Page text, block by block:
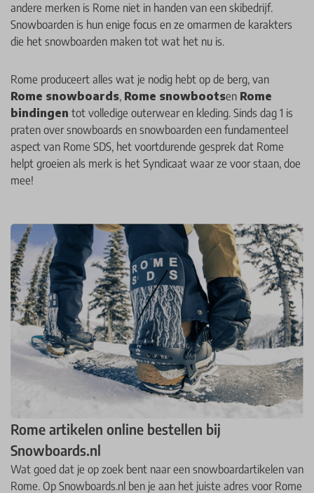
andere merken is Rome niet in handen van een skibedrijf.
Snowboarden is hun enige focus en ze omarmen de karakters
die het snowboarden maken tot wat het nu is.
Rome produceert alles wat je nodig hebt op de berg, van
Rome snowboards, Rome snowbootsen Rome
bindingen tot volledige outerwear en kleding. Sinds dag 1 is
praten over snowboards en snowboarden een fundamenteel
aspect van Rome SDS, het voortdurende gesprek dat Rome
helpt groeien als merk is het Syndicaat waar ze voor staan, doe
mee!
Rome artikelen online bestellen bij
Snowboards.nl
Wat goed dat je op zoek bent naar een snowboardartikelen van
Rome. Op Snowboards.nl ben je aan het juiste adres voor Rome